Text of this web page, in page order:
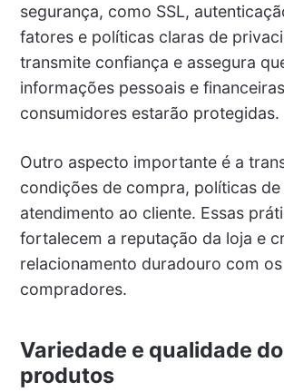
segurança, como SSL,
fatores e políticas claras de
transmite confiança e assegura
informações pessoais e
consumidores estarão protegidas.
Outro aspecto importante é a
condições de compra, políticas
atendimento ao cliente. Essas
fortalecem a reputação da loja e
relacionamento duradouro com os
compradores.
Variedade e qualidade
produtos